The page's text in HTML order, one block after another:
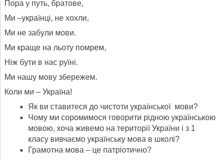
Пора у путь, братове,
Ми –українці, не хохли,
Ми не забули мови.
Ми краще на льоту помрем,
Ніж бути в нас руїні.
Ми нашу мову збережем.
Коли ми – Україна!
Як ви ставитеся до чистоти української мови?
Чому ми соромимося говорити рідною українською
мовою, хоча живемо на території України і з 1
класу вивчаємо українську мова в школі?
Грамотна мова – це патріотично?